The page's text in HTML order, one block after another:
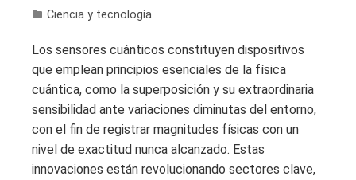
Ciencia y tecnología
Los sensores cuánticos constituyen dispositivos
que emplean principios esenciales de la física
cuántica, como la superposición y su extraordinaria
sensibilidad ante variaciones diminutas del entorno,
con el fin de registrar magnitudes físicas con un
nivel de exactitud nunca alcanzado. Estas
innovaciones están revolucionando sectores clave,